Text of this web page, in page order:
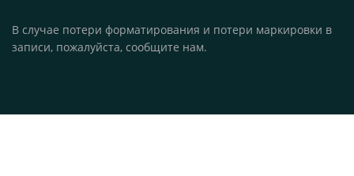
В случае потери форматирования и потери маркировки в
записи, пожалуйста, сообщите нам.